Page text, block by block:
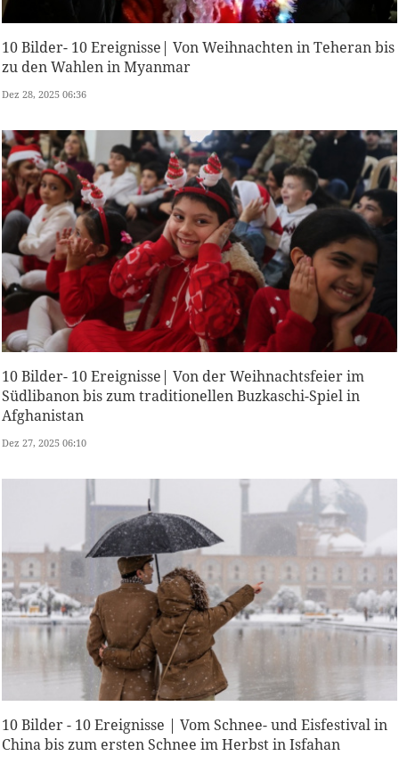
10 Bilder- 10 Ereignisse| Von Weihnachten in Teheran bis
zu den Wahlen in Myanmar
Dez 28, 2025 06:36
10 Bilder- 10 Ereignisse| Von der Weihnachtsfeier im
Südlibanon bis zum traditionellen Buzkaschi-Spiel in
Afghanistan
Dez 27, 2025 06:10
10 Bilder - 10 Ereignisse | Vom Schnee- und Eisfestival in
China bis zum ersten Schnee im Herbst in Isfahan